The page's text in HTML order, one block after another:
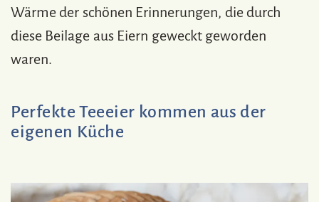
Wärme der schönen Erinnerungen, die durch
diese Beilage aus Eiern geweckt geworden
waren.
Perfekte Teeeier kommen aus der
eigenen Küche